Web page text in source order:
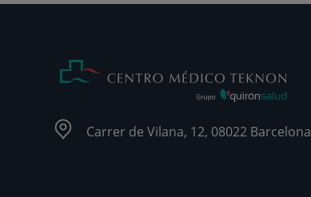
Carrer de Vilana, 12, 08022 Barcelona